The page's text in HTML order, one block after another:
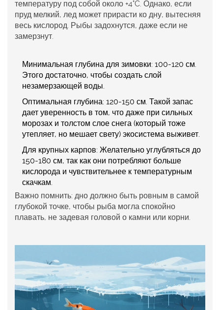
температуру под собой около +4°C. Однако, если
пруд мелкий, лед может прирасти ко дну, вытесняя
весь кислород. Рыбы задохнутся, даже если не
замерзнут.
Минимальная глубина для зимовки: 100-120 см.
Этого достаточно, чтобы создать слой
незамерзающей воды.
Оптимальная глубина: 120-150 см. Такой запас
дает уверенность в том, что даже при сильных
морозах и толстом слое снега (который тоже
утепляет, но мешает свету) экосистема выживет.
Для крупных карпов: Желательно углубляться до
150-180 см, так как они потребляют больше
кислорода и чувствительнее к температурным
скачкам.
Важно помнить: дно должно быть ровным в самой
глубокой точке, чтобы рыба могла спокойно
плавать, не задевая головой о камни или корни.